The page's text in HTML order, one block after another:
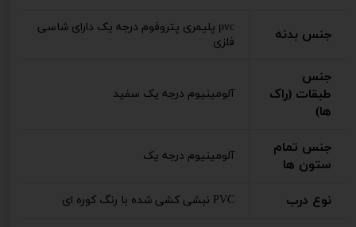
جنس بدنه
pvc پلیمری پتروفوم درجه یک دارای شاسی
فلزی
جنس
طبقات (راک
ها)
آلومینیوم درجه یک سفید
جنس تمام
ستون ها
آلومینیوم درجه یک
نوع درب PVC نبشی کشی شده با رنگ کوره ای